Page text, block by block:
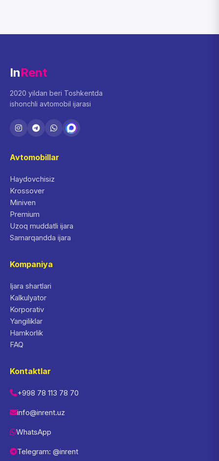
InRent
2020 yildan beri Toshkentda
ishonchli avtomobil ijarasi
Avtomobillar
Haydovchisiz
Krossover
Miniven
Premium
Uzoq muddatli ijara
Samarqandda ijara
Kompaniya
Ijara shartlari
Kalkulyator
Korporativ
Yangiliklar
Hamkorlik
FAQ
Kontaktlar
+998 78 113 78 70
info@inrent.uz
WhatsApp
Telegram: @inrent